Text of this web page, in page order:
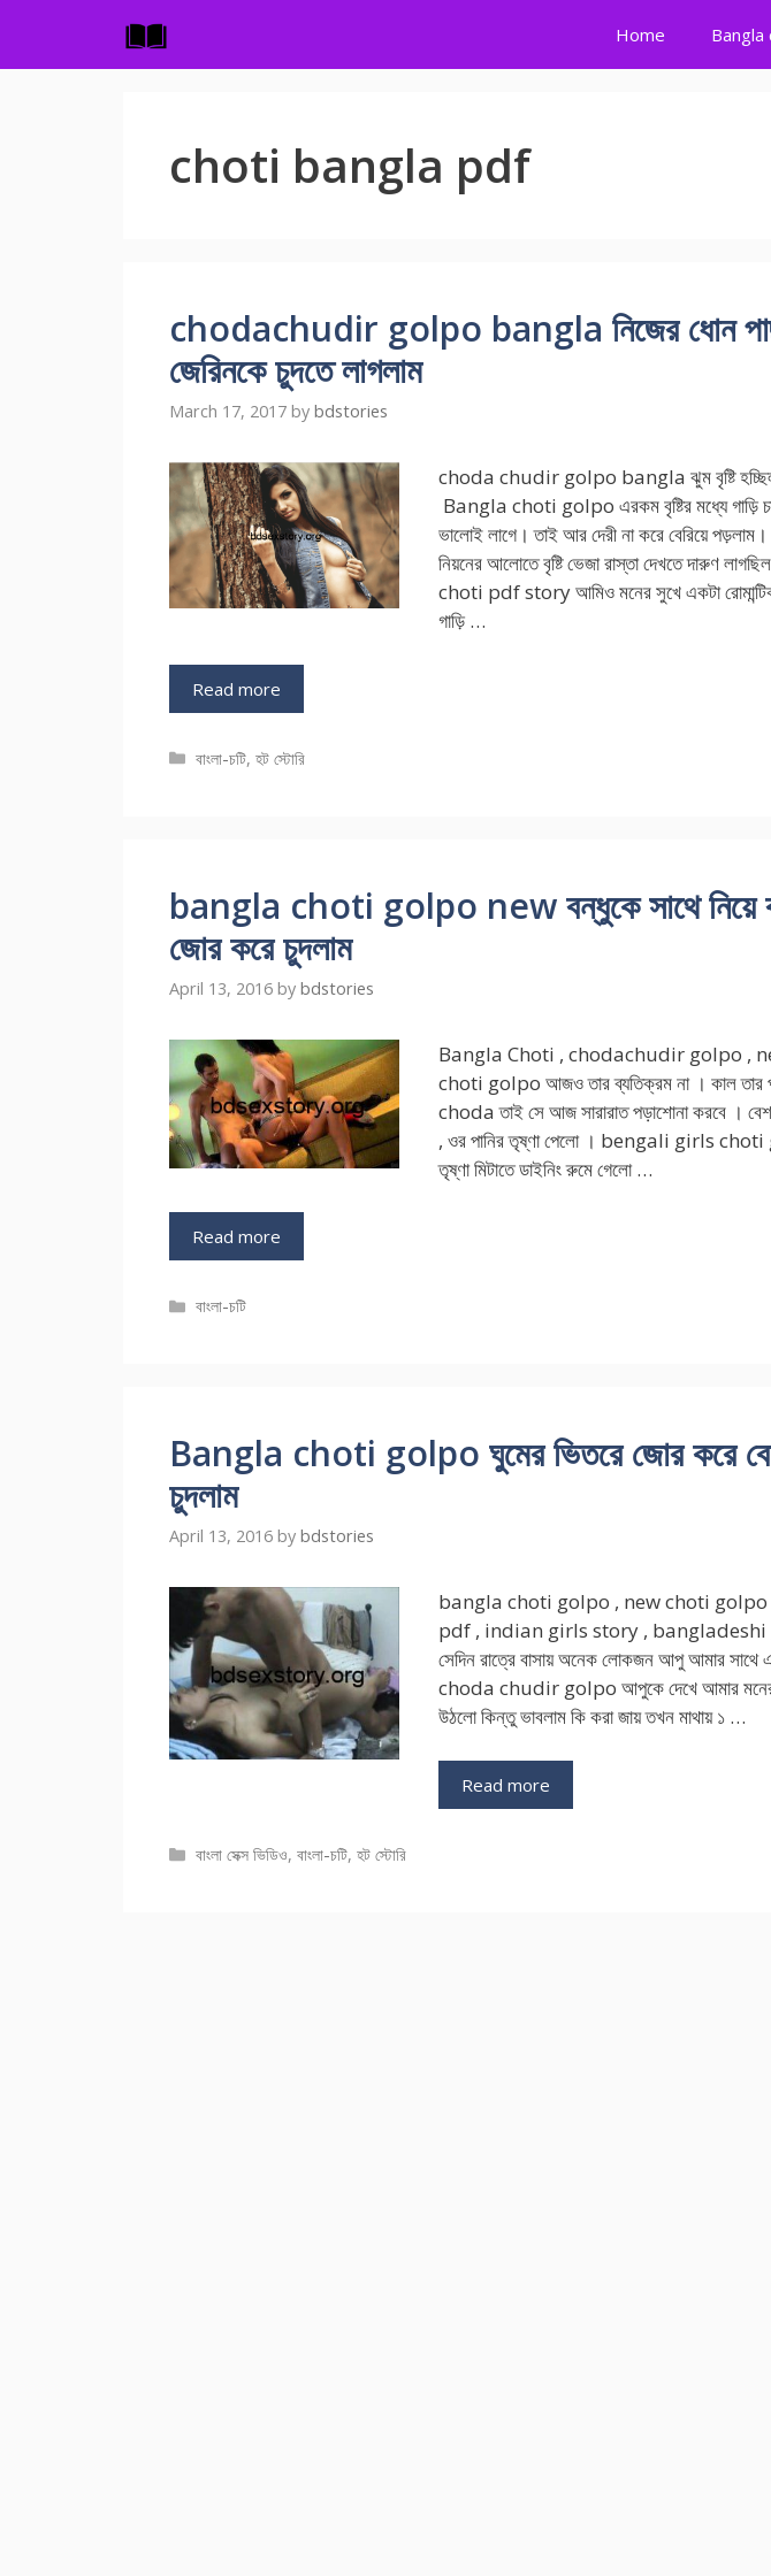
content
Home Bangla
choti bangla pdf
chodachudir golpo bangla নিজের ধোন
জেরিনকে চুদতে লাগলাম
March 17, 2017 by bdstories
choda chudir golpo bangla ঝুম বৃষ্টি হচ্ছিল
Bangla choti golpo এরকম বৃষ্টির মধ্যে গাড়ি
ভালোই লাগে। তাই আর দেরী না করে বেরিয়ে পড়লাম।
নিয়নের আলোতে বৃষ্টি ভেজা রাস্তা দেখতে দারুণ
choti pdf story আমিও মনের সুখে একটা রোমান্টিক
গাড়ি …
Read more
Categories
বাংলা-চটি,হট স্টোরি
bangla choti golpo new বন্ধুকে সাথে নিয়ে
জোর করে চুদলাম
April 13, 2016 by bdstories
Bangla Choti , chodachudir golpo ,
choti golpo আজও তার ব্যতিক্রম না । কাল তার
choda তাই সে আজ সারারাত পড়াশোনা করবে ।
, ওর পানির তৃষ্ণা পেলো । bengali girls choti
তৃষ্ণা মিটাতে ডাইনিং রুমে গেলো …
Read more
Categories
বাংলা-চটি
Bangla choti golpo ঘুমের ভিতরে জোর করে
চুদলাম
April 13, 2016 by bdstories
bangla choti golpo , new choti
pdf , indian girls story ,
সেদিন রাত্রে বাসায় অনেক লোকজন আপু আমার সাথে
choda chudir golpo আপুকে দেখে আমার মনের
উঠলো কিন্তু ভাবলাম কি করা জায় তখন মাথায় ১ …
Read more
Categories
বাংলা সেক্স ভিডিও,বাংলা-চটি,হট স্টোরি